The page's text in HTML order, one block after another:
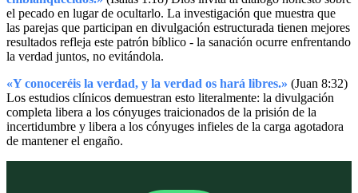
el pecado en lugar de ocultarlo. La investigación que muestra que
las parejas que participan en divulgación estructurada tienen mejores
resultados refleja este patrón bíblico - la sanación ocurre enfrentando
la verdad juntos, no evitándola.
«Y conoceréis la verdad, y la verdad os hará libres.» (Juan 8:32)
Los estudios clínicos demuestran esto literalmente: la divulgación
completa libera a los cónyuges traicionados de la prisión de la
incertidumbre y libera a los cónyuges infieles de la carga agotadora
de mantener el engaño.